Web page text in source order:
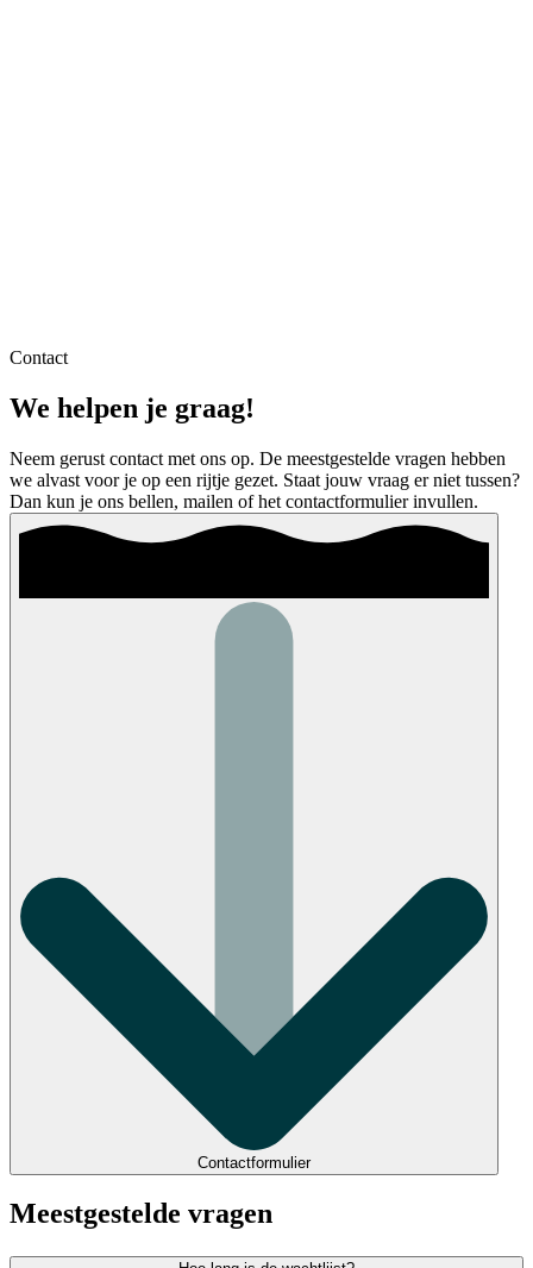
Contact
We helpen je graag!
Neem gerust contact met ons op. De meestgestelde vragen hebben
we alvast voor je op een rijtje gezet. Staat jouw vraag er niet tussen?
Dan kun je ons bellen, mailen of het contactformulier invullen.
Contactformulier
Meestgestelde vragen